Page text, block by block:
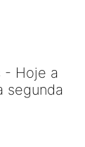
- Hoje a
segunda